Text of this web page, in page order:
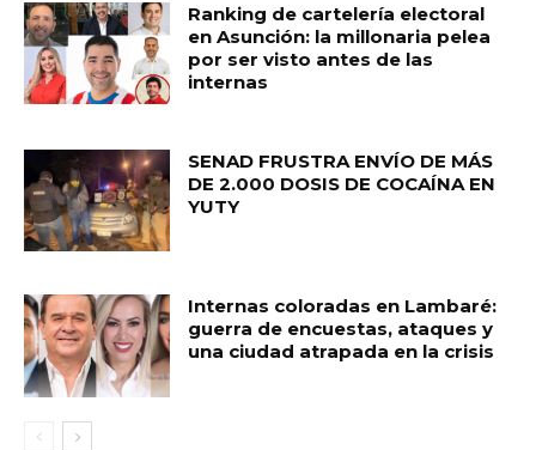
Ranking de cartelería electoral
en Asunción: la millonaria pelea
por ser visto antes de las
internas
SENAD FRUSTRA ENVÍO DE MÁS
DE 2.000 DOSIS DE COCAÍNA EN
YUTY
Internas coloradas en Lambaré:
guerra de encuestas, ataques y
una ciudad atrapada en la crisis